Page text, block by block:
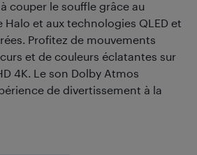
couper le souffle grâce au
et aux technologies QLED et
Profitez de mouvements
et de couleurs éclatantes sur
4K. Le son Dolby Atmos
de divertissement à la